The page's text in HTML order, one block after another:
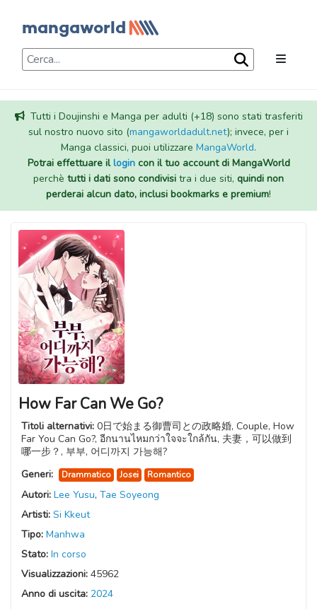
Tutti i Doujinshi e Manga per adulti (+18) sono stati trasferiti
sul nostro nuovo sito (mangaworldadult.net); invece, per i
Manga classici, puoi utilizzare MangaWorld.
Potrai effettuare illogincon il tuo account di MangaWorld
perchè tutti i dati sono condivisi tra i due siti, quindi non
perderai alcun dato, inclusi bookmarks e premium!
How Far Can We Go?
Titoli alternativi: 0日で始まる御曹司との政略婚, Couple, How
Far You Can Go?, อีกนานไหมกว่าใจจะใกล้กัน, 夫妻，可以做到
哪一步？, 부부, 어디까지 가능해?
Generi:
Drammatico Josei Romantico
Autori: Lee Yusu, Tae Soyeong
Artisti: Si Kkeut
Tipo: Manhwa
Stato: In corso
Visualizzazioni: 45962
Anno di uscita: 2024